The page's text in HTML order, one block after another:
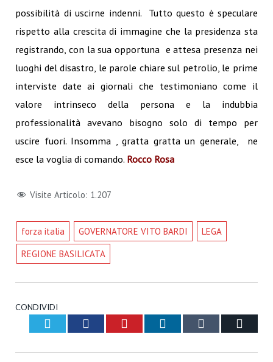
possibilità di uscirne indenni. Tutto questo è speculare
rispetto alla crescita di immagine che la presidenza sta
registrando, con la sua opportuna e attesa presenza nei
luoghi del disastro, le parole chiare sul petrolio, le prime
interviste date ai giornali che testimoniano come il
valore intrinseco della persona e la indubbia
professionalità avevano bisogno solo di tempo per
uscire fuori. Insomma , gratta gratta un generale, ne
esce la voglia di comando. Rocco Rosa
Visite Articolo: 1.207
forza italia GOVERNATORE VITO BARDI
LEGA
REGIONE BASILICATA
CONDIVIDI
Twitter Facebook Pinterest LinkedIn Tumblr